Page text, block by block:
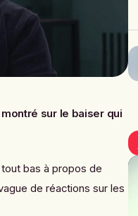
sur le baiser qui
bas à propos de
de réactions sur les